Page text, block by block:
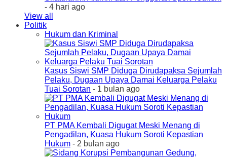
- 4 hari ago
View all
Politik
Hukum dan Kriminal
Kasus Siswi SMP Diduga Dirudapaksa Sejumlah
Pelaku, Dugaan Upaya Damai Keluarga Pelaku
Tuai Sorotan - 1 bulan ago
PT PMA Kembali Digugat Meski Menang di
Pengadilan, Kuasa Hukum Soroti Kepastian
Hukum - 2 bulan ago